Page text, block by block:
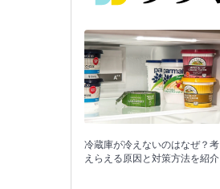
冷蔵庫が冷えないのはなぜ？考
えらえる原因と対策方法を紹介